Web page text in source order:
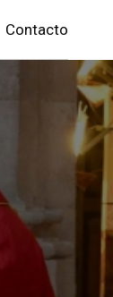
Contacto